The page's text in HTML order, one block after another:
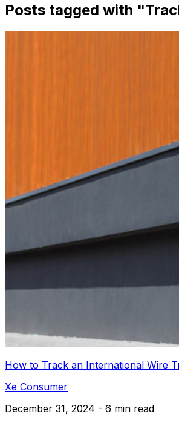
Posts tagged with "
How to Track an International Wire
Xe Consumer
December 31, 2024 - 6 min read